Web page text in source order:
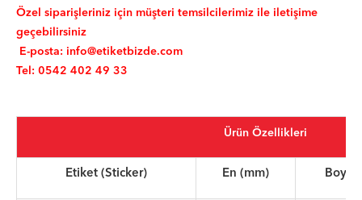
Özel siparişleriniz için müşteri temsilcilerimiz ile iletişime
geçebilirsiniz
E-posta: info@etiketbizde.com
Tel: 0542 402 49 33
Ürün Özellikleri
Etiket (Sticker) En (mm) Boy